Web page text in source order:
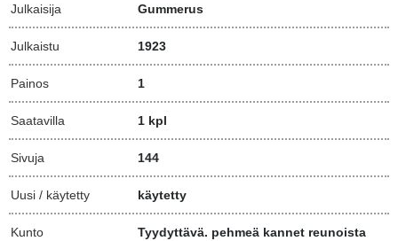
Julkaisija Gummerus
Julkaistu 1923
Painos 1
Saatavilla 1 kpl
Sivuja 144
Uusi / käytetty käytetty
Kunto
Tyydyttävä. pehmeä kannet reunoista